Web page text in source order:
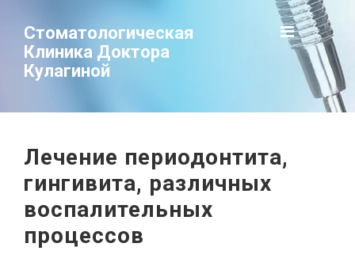
Стоматологическая
Клиника Доктора
Кулагиной
Лечение периодонтита,
гингивита, различных
воспалительных
процессов